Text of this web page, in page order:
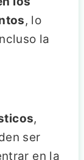
, lo
la
,
ser
en la